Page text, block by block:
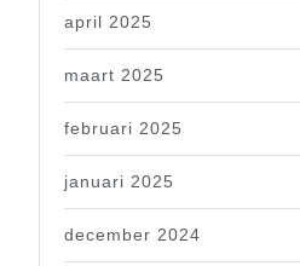
april 2025
maart 2025
februari 2025
januari 2025
december 2024